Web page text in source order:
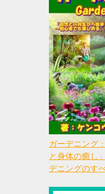
ガーデニング
と身体の癒し
デニングのす